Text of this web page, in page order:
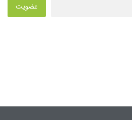
عضویت